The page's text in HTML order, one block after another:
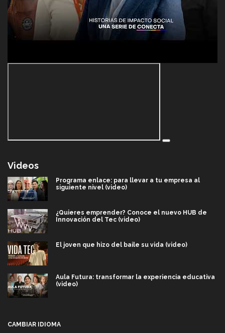
Videos
Programa enlace: para llevar a tu empresa al
siguiente nivel (video)
¿Quieres emprender? Conoce el nuevo HUB de
Innovación del Tec (video)
El joven que hizo del baile su vida (video)
Aula Futura: transformar la experiencia educativa
(video)
CAMBIAR IDIOMA